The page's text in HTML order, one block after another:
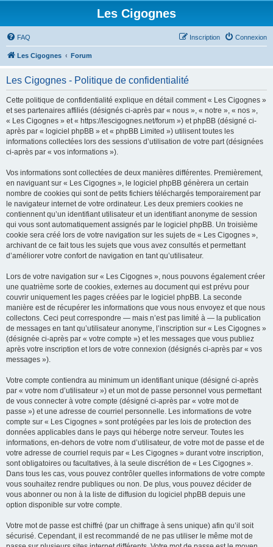
Les Cigognes
FAQ Connexion
Inscription
Les Cigognes Forum
Les Cigognes - Politique de confidentialité
Cette politique de confidentialité explique en détail comment « Les Cigognes »
et ses partenaires affiliés (désignés ci-après par « nous », « notre », « nos »,
« Les Cigognes » et « https://lescigognes.net/forum ») et phpBB (désigné ci-
après par « logiciel phpBB » et « phpBB Limited ») utilisent toutes les
informations collectées lors des sessions d’utilisation de votre part (désignées
ci-après par « vos informations »).
Vos informations sont collectées de deux manières différentes. Premièrement,
en naviguant sur « Les Cigognes », le logiciel phpBB génèrera un certain
nombre de cookies qui sont de petits fichiers téléchargés temporairement par
le navigateur internet de votre ordinateur. Les deux premiers cookies ne
contiennent qu’un identifiant utilisateur et un identifiant anonyme de session
qui vous sont automatiquement assignés par le logiciel phpBB. Un troisième
cookie sera créé lors de votre navigation sur les sujets de « Les Cigognes »,
archivant de ce fait tous les sujets que vous avez consultés et permettant
d’améliorer votre confort de navigation en tant qu’utilisateur.
Lors de votre navigation sur « Les Cigognes », nous pouvons également créer
une quatrième sorte de cookies, externes au document qui est prévu pour
couvrir uniquement les pages créées par le logiciel phpBB. La seconde
manière est de récupérer les informations que vous nous envoyez et que nous
collectons. Ceci peut correspondre — mais n’est pas limité à — la publication
de messages en tant qu’utilisateur anonyme, l’inscription sur « Les Cigognes »
(désignée ci-après par « votre compte ») et les messages que vous publiez
après votre inscription et lors de votre connexion (désignés ci-après par « vos
messages »).
Votre compte contiendra au minimum un identifiant unique (désigné ci-après
par « votre nom d’utilisateur ») et un mot de passe personnel vous permettant
de vous connecter à votre compte (désigné ci-après par « votre mot de
passe ») et une adresse de courriel personnelle. Les informations de votre
compte sur « Les Cigognes » sont protégées par les lois de protection des
données applicables dans le pays qui héberge notre serveur. Toutes les
informations, en-dehors de votre nom d’utilisateur, de votre mot de passe et de
votre adresse de courriel requis par « Les Cigognes » durant votre inscription,
sont obligatoires ou facultatives, à la seule discrétion de « Les Cigognes ».
Dans tous les cas, vous pouvez contrôler quelles informations de votre compte
vous souhaitez rendre publiques ou non. De plus, vous pouvez décider de
vous abonner ou non à la liste de diffusion du logiciel phpBB depuis une
option disponible sur votre compte.
Votre mot de passe est chiffré (par un chiffrage à sens unique) afin qu’il soit
sécurisé. Cependant, il est recommandé de ne pas utiliser le même mot de